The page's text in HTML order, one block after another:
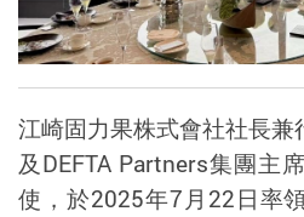
江崎固力果株式會社社長
及DEFTA Partners集團主
使，於2025年7月22日率